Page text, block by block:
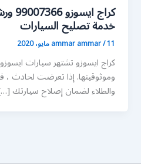
خدمة تصليح السيارات
ammar ammar/11 مايو، 2020
كراج ايسوزو تشتهر سيارات
وموثوقيتها. إذا تعرضت لحادث ،
والطلاء لضمان إصلاح سيارتك